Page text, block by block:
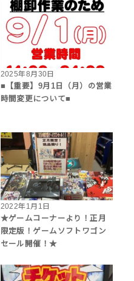
2025年8月30日
■【重要】9月1日（月）の営業
時間変更について■
2022年1月1日
★ゲームコーナーより！正月
限定版！ゲームソフトワゴン
セール開催！★